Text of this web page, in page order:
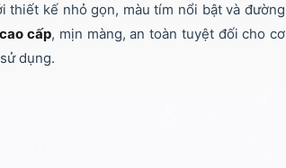
thiết kế nhỏ gọn, màu tím nổi bật và đường
cấp, mịn màng, an toàn tuyệt đối cho cơ
dụng.